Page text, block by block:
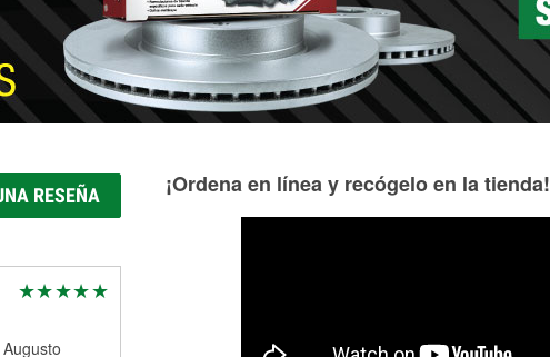
RESEÑA
Very nice service they do everything
¡Ordena en línea y recógelo en la tienda!